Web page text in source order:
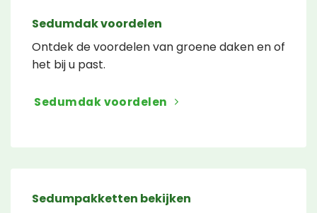
Sedumdak voordelen
Ontdek de voordelen van groene daken en of
het bij u past.
Sedumdak voordelen
Sedumpakketten bekijken